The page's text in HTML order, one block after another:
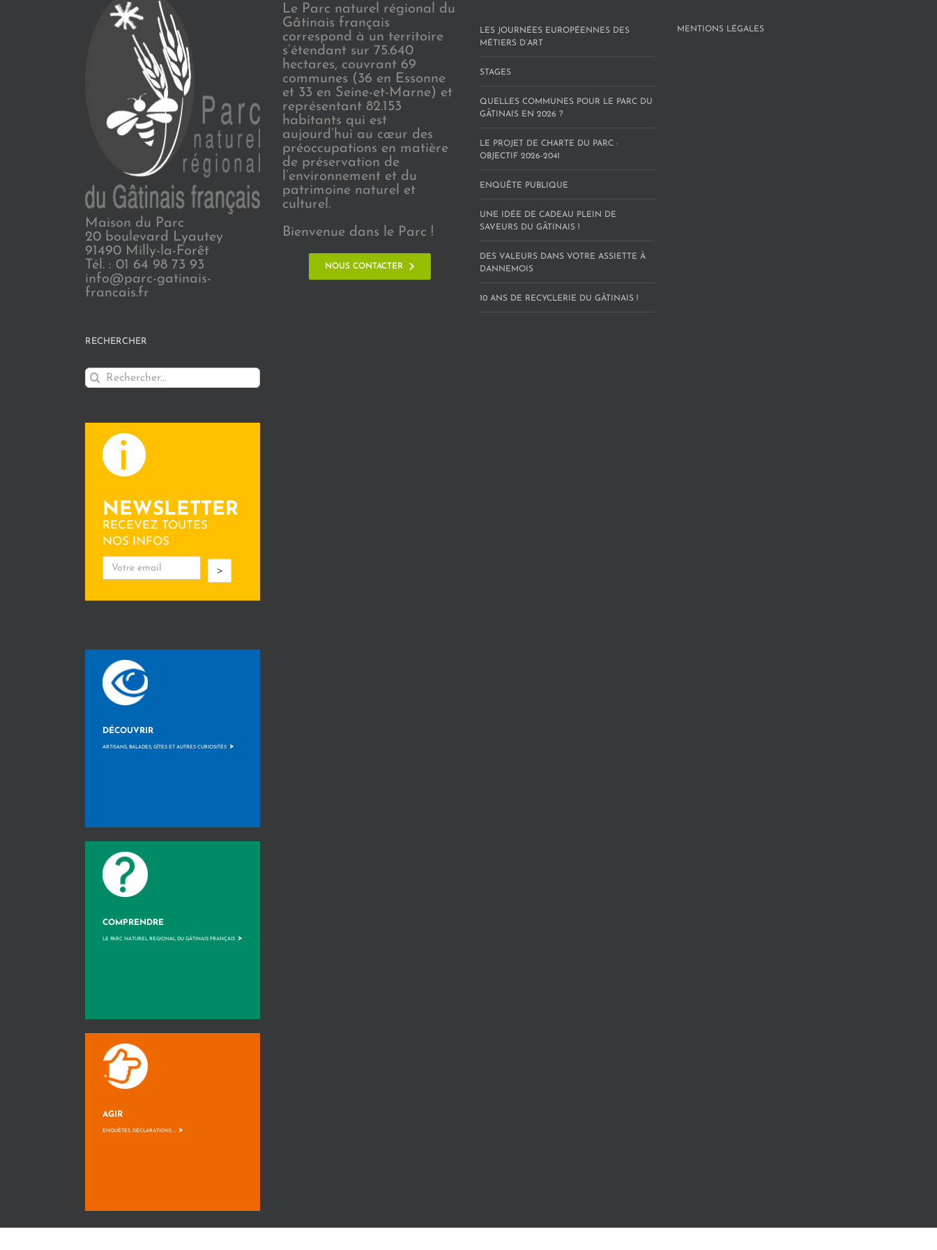
Maison du Parc
20 boulevard Lyautey
91490 Milly-la-Forêt
Tél. : 01 64 98 73 93
info@parc-gatinais-
francais.fr
RECHERCHER
Rechercher:
NEWSLETTER
RECEVEZ TOUTES
NOS INFOS
>
DÉCOUVRIR
ARTISANS, BALADES, GÎTES ET AUTRES CURIOSITÉS >
COMPRENDRE
LE PARC NATUREL RÉGIONAL DU GÂTINAIS FRANÇAIS >
AGIR
ENQUÊTES, DÉCLARATIONS, ... >
Le Parc naturel régional du
Gâtinais français
correspond à un territoire
s’étendant sur 75.640
hectares, couvrant 69
communes (36 en Essonne
et 33 en Seine-et-Marne) et
représentant 82.153
habitants qui est
aujourd’hui au cœur des
préoccupations en matière
de préservation de
l’environnement et du
patrimoine naturel et
culturel.
Bienvenue dans le Parc !
NOUS CONTACTER
LES JOURNÉES EUROPÉENNES DES
MÉTIERS D’ART
STAGES
QUELLES COMMUNES POUR LE PARC DU
GÂTINAIS EN 2026 ?
LE PROJET DE CHARTE DU PARC :
OBJECTIF 2026-2041
ENQUÊTE PUBLIQUE
UNE IDÉE DE CADEAU PLEIN DE
SAVEURS DU GÂTINAIS !
DES VALEURS DANS VOTRE ASSIETTE À
DANNEMOIS
10 ANS DE RECYCLERIE DU GÂTINAIS !
MENTIONS LÉGALES